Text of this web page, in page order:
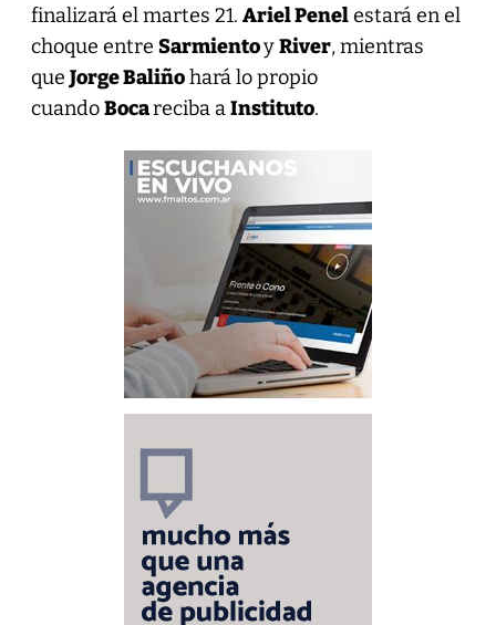
finalizará el martes 21. Ariel Penelestará en el
choque entre SarmientoyRiver, mientras
que Jorge Baliñohará lo propio
cuandoBocareciba aInstituto.